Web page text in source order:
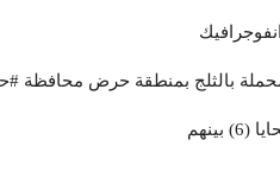
بالثلج بمنطقة حرض محافظة
بينهم